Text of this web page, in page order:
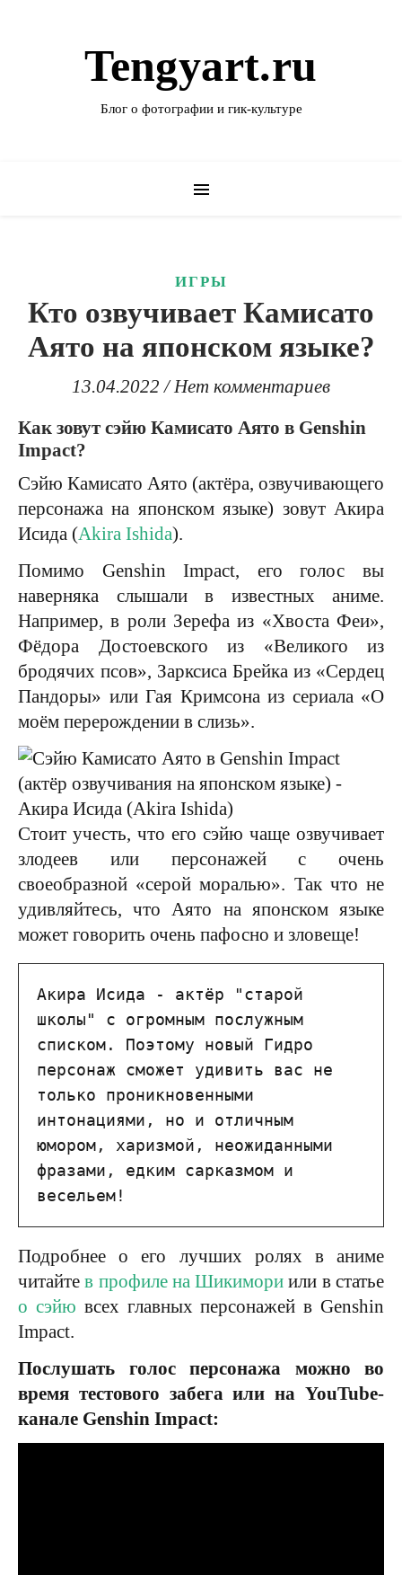
Tengyart.ru
Блог о фотографии и гик-культуре
ИГРЫ
Кто озвучивает Камисато
Аято на японском языке?
13.04.2022 / Нет комментариев
Как зовут сэйю Камисато Аято в Genshin
Impact?
Сэйю Камисато Аято (актёра, озвучивающего
персонажа на японском языке) зовут Акира
Исида (Akira Ishida).
Помимо Genshin Impact, его голос вы
наверняка слышали в известных аниме.
Например, в роли Зерефа из «Хвоста Феи»,
Фёдора Достоевского из «Великого из
бродячих псов», Зарксиса Брейка из «Сердец
Пандоры» или Гая Кримсона из сериала «О
моём перерождении в слизь».
Стоит учесть, что его сэйю чаще озвучивает
злодеев или персонажей с очень
своеобразной «серой моралью». Так что не
удивляйтесь, что Аято на японском языке
может говорить очень пафосно и зловеще!
Акира Исида - актёр "старой
школы" с огромным послужным
списком. Поэтому новый Гидро
персонаж сможет удивить вас не
только проникновенными
интонациями, но и отличным
юмором, харизмой, неожиданными
фразами, едким сарказмом и
весельем!
Подробнее о его лучших ролях в аниме
читайтев профиле на Шикимори или в статье
о сэйю всех главных персонажей в Genshin
Impact.
Послушать голос персонажа можно во
время тестового забега или на YouTube-
канале Genshin Impact: